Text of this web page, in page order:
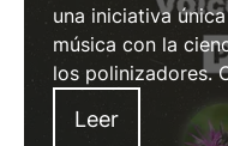
una iniciativa
música con la
los polinizadores.
reproducción es
diferente de
Leer